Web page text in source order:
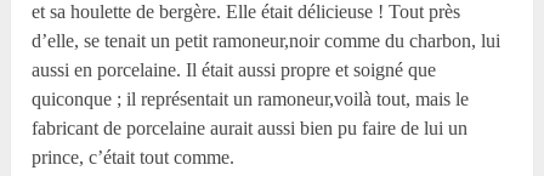
et sa houlette de bergère. Elle était délicieuse ! Tout près
d’elle, se tenait un petit ramoneur,noir comme du charbon, lui
aussi en porcelaine. Il était aussi propre et soigné que
quiconque ; il représentait un ramoneur,voilà tout, mais le
fabricant de porcelaine aurait aussi bien pu faire de lui un
prince, c’était tout comme.